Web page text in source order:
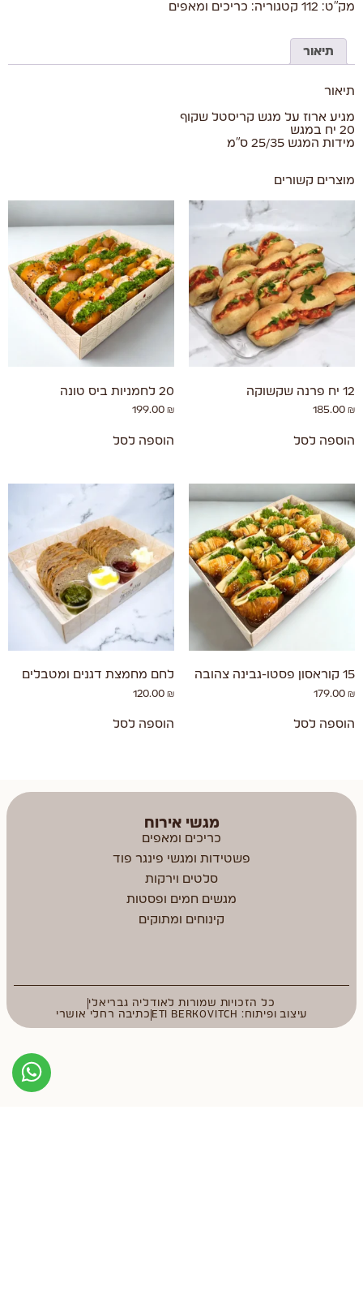
מק"ט: 112 קטגוריה: כריכים ומאפים
תיאור
תיאור
מגיע ארוז על מגש קריסטל שקוף
20 יח במגש
מידות המגש 25/35 ס"מ
מוצרים קשורים
12 יח פרנה שקשוקה
185.00 ₪
הוספה לסל
20 לחמניות ביס טונה
199.00₪
הוספה לסל
15 קוראסון פסטו-גבינה צהובה
179.00 ₪
הוספה לסל
לחם מחמצת דגנים ומטבלים
120.00₪
הוספה לסל
מגשי אירוח
כריכים ומאפים
פשטידות ומגשי פינגר פוד
סלטים וירקות
מגשים חמים ופסטות
קינוחים ומתוקים
כל הזכויות שמורות לאודליה גבריאלי
עיצוב ופיתוח: ETI BERKOVITCH
כתיבה רחלי אושרי